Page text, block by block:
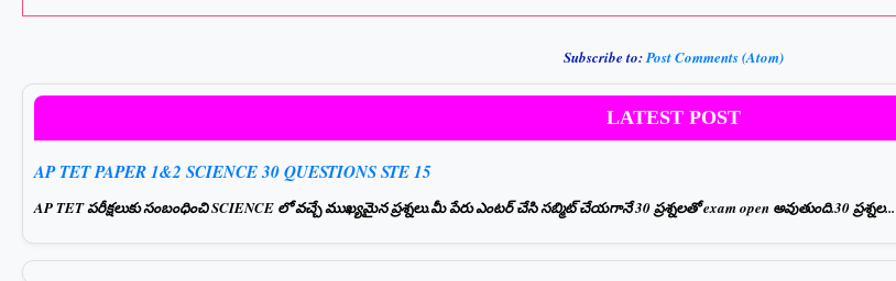
Subscribe to:Post Comments (Atom)
LATEST POST
AP TET PAPER 1&2 SCIENCE 30 QUESTIONS STE 15
AP TET పరీక్షలుకు సంబంధించి SCIENCE లో వచ్చే ముఖ్యమైన ప్రశ్నలు.మీ పేరు ఎంటర్ చేసి సబ్మిట్ చేయగానే 30 ప్రశ్నలతో exam open అవుతుంది.30 ప్రశ్నల...